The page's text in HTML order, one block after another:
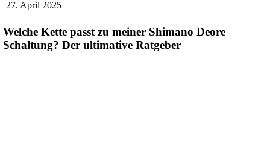
27. April 2025
Welche Kette passt zu meiner Shimano Deore
Schaltung? Der ultimative Ratgeber